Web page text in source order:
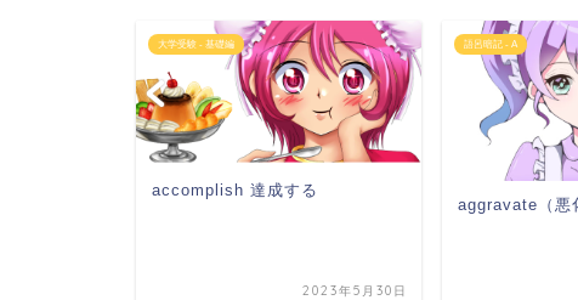
大学受験 - 基礎編
accomplish 達成する
2023年5月30日
語呂暗記 - A
aggravate（悪